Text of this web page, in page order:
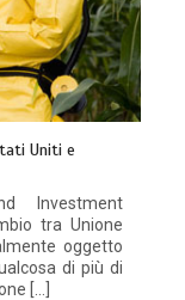
Uniti e
Investment
tra Unione
oggetto
di più di
[…]